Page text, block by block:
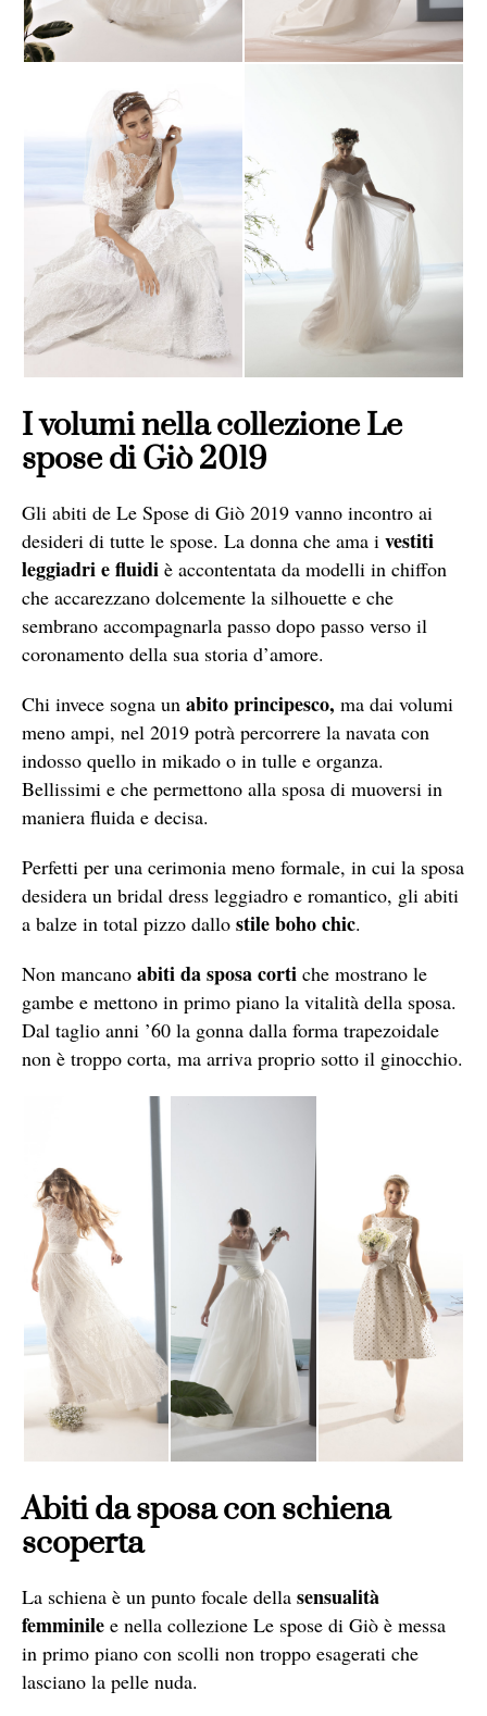
I volumi nella collezione Le
spose di Giò 2019
Gli abiti de Le Spose di Giò 2019 vanno incontro ai
desideri di tutte le spose. La donna che ama i vestiti
leggiadri e fluidi è accontentata da modelli in chiffon
che accarezzano dolcemente la silhouette e che
sembrano accompagnarla passo dopo passo verso il
coronamento della sua storia d’amore.
Chi invece sogna un abito principesco, ma dai volumi
meno ampi, nel 2019 potrà percorrere la navata con
indosso quello in mikado o in tulle e organza.
Bellissimi e che permettono alla sposa di muoversi in
maniera fluida e decisa.
Perfetti per una cerimonia meno formale, in cui la sposa
desidera un bridal dress leggiadro e romantico, gli abiti
a balze in total pizzo dallo stile boho chic.
Non mancano abiti da sposa corti che mostrano le
gambe e mettono in primo piano la vitalità della sposa.
Dal taglio anni ’60 la gonna dalla forma trapezoidale
non è troppo corta, ma arriva proprio sotto il ginocchio.
Abiti da sposa con schiena
scoperta
La schiena è un punto focale della sensualità
femminile e nella collezione Le spose di Giò è messa
in primo piano con scolli non troppo esagerati che
lasciano la pelle nuda.